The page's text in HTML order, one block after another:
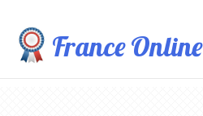
France Online